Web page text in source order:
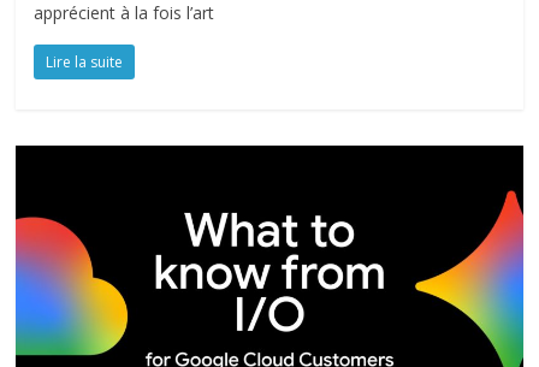
apprécient à la fois l’art
Lire la suite